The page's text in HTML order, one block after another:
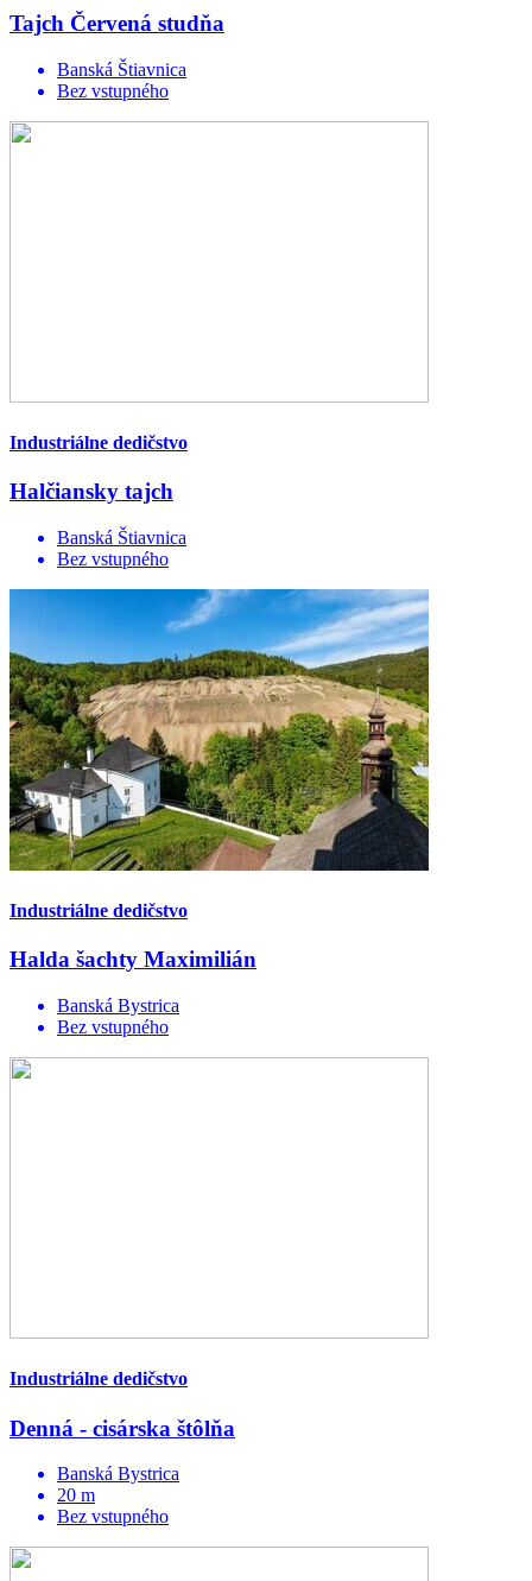
Tajch Červená studňa
Banská Štiavnica
Bez vstupného
Industriálne dedičstvo
Halčiansky tajch
Banská Štiavnica
Bez vstupného
Industriálne dedičstvo
Halda šachty Maximilián
Banská Bystrica
Bez vstupného
Industriálne dedičstvo
Denná - cisárska štôlňa
Banská Bystrica
20 m
Bez vstupného